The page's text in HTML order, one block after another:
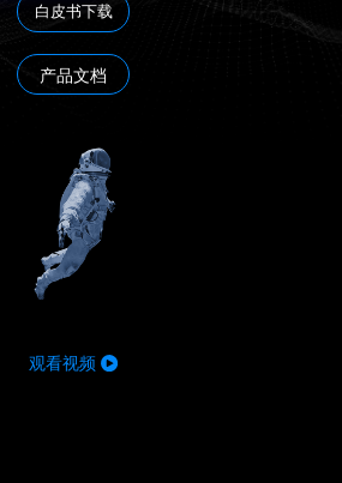
白皮书下载
产品文档
观看视频